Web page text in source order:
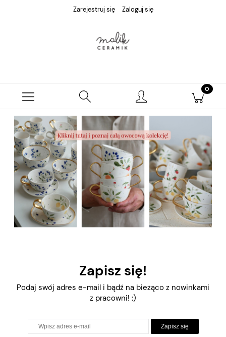
Zarejestruj się Zaloguj się
Zapisz się!
Podaj swój adres e-mail i bądź na bieżąco z nowinkami
z pracowni! :)
Zapisz się